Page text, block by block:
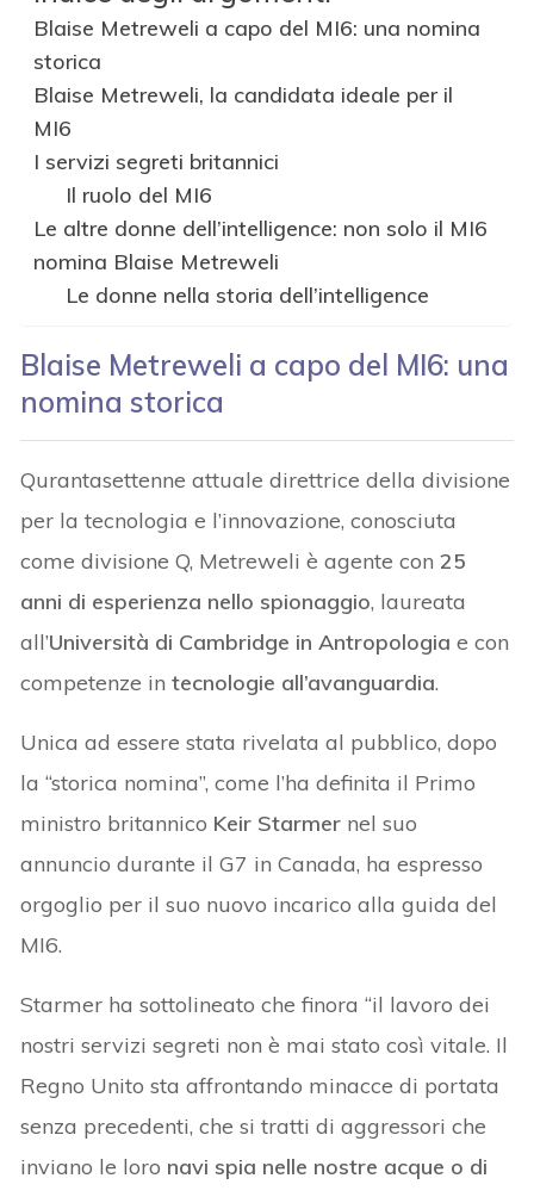
Blaise Metreweli a capo del MI6: una nomina
storica
Blaise Metreweli, la candidata ideale per il
MI6
I servizi segreti britannici
Il ruolo del MI6
Le altre donne dell’intelligence: non solo il MI6
nomina Blaise Metreweli
Le donne nella storia dell’intelligence
Blaise Metreweli a capo del MI6: una
nomina storica
Qurantasettenne attuale direttrice della divisione
per la tecnologia e l’innovazione, conosciuta
come divisione Q, Metreweli è agente con 25
anni di esperienza nello spionaggio, laureata
all’Università di Cambridge in Antropologia e con
competenze intecnologie all’avanguardia.
Unica ad essere stata rivelata al pubblico, dopo
la “storica nomina”, come l’ha definita il Primo
ministro britannico Keir Starmer nel suo
annuncio durante il G7 in Canada, ha espresso
orgoglio per il suo nuovo incarico alla guida del
MI6.
Starmer ha sottolineato che finora “il lavoro dei
nostri servizi segreti non è mai stato così vitale. Il
Regno Unito sta affrontando minacce di portata
senza precedenti, che si tratti di aggressori che
inviano le loro navi spia nelle nostre acque o di